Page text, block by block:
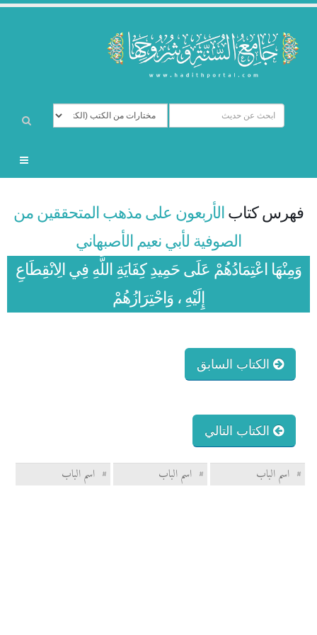
فهرس كتاب الأربعون على مذهب المتحققين من
الصوفية لأبي نعيم الأصبهاني
وَمِنْهَا اعْتِمَادُهُمْ عَلَى حَمِيدِ كِفَايَةِ اللَّهِ فِي الِانْقِطَاعِ
إِلَيْهِ ، وَاحْتِرَازُهُمْ
الكتاب السابق
الكتاب التالي
# اسم الباب # اسم الباب # اسم الباب